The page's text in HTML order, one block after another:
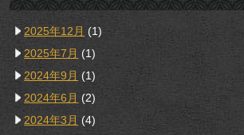
2025年12月 (1)
2025年7月 (1)
2024年9月 (1)
2024年6月 (2)
2024年3月 (4)